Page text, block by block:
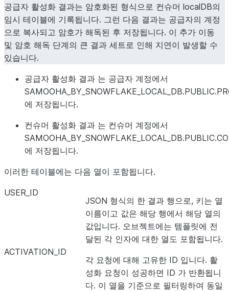
공급자 활성화 결과는 암호화된 형식으로 컨슈머 localDB의
임시 테이블에 기록됩니다. 그런 다음 결과는 공급자의 계정
으로 복사되고 암호가 해독된 후 저장됩니다. 이 추가 이동
및 암호 해독 단계의 큰 결과 세트로 인해 지연이 발생할 수
있습니다.
공급자 활성화 결과 는 공급자 계정에서
에 저장됩니다.
컨슈머 활성화 결과 는 컨슈머 계정에서
에 저장됩니다.
이러한 테이블에는 다음 열이 포함됩니다.
USER_ID
JSON 형식의 한 결과 행으로, 키는 열
이름이고 값은 해당 행에서 해당 열의
값입니다. 오브젝트에는 템플릿에 전
달된 각 인자에 대한 열도 포함됩니다.
ACTIVATION_ID
각 요청에 대해 고유한 ID 입니다. 활
성화 요청이 성공하면 ID 가 반환됩니
다. 이 열을 기준으로 필터링하여 동일